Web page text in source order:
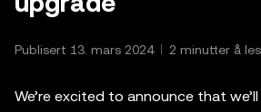
Publisert 13. mars 2024 2 minutter å
We’re excited to announce that